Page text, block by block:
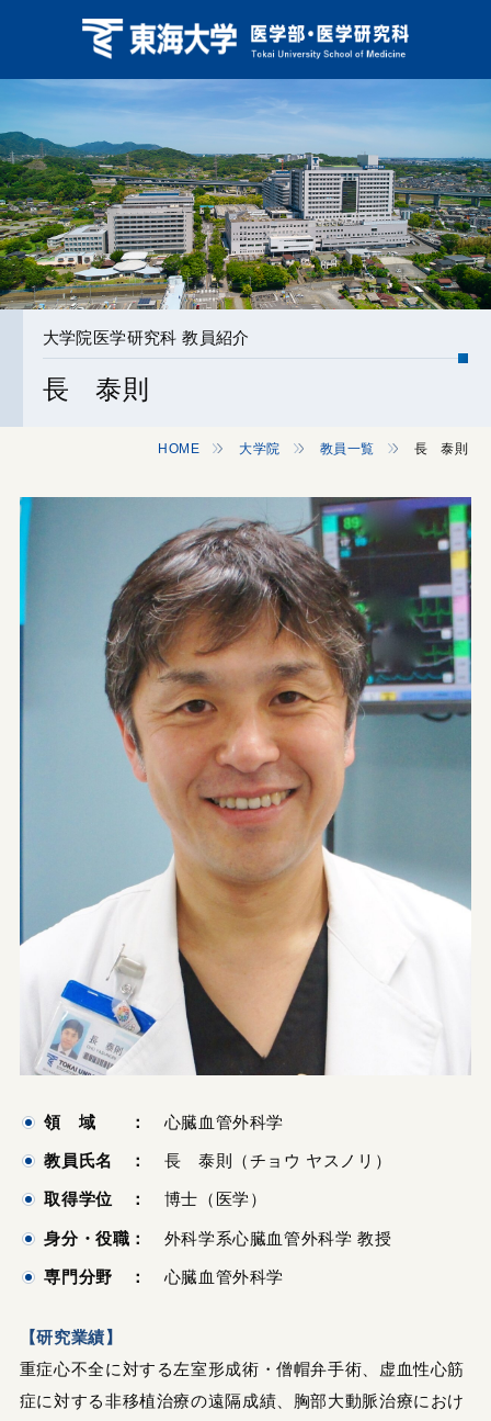
大学院医学研究科 教員紹介
長 泰則
HOME 大学院 教員一覧 長 泰則
領 域 ： 心臓血管外科学
教員氏名 ： 長 泰則（チョウ ヤスノリ）
取得学位 ： 博士（医学）
身分・役職： 外科学系心臓血管外科学 教授
専門分野 ： 心臓血管外科学
【研究業績】
重症心不全に対する左室形成術・僧帽弁手術、虚血性心筋
症に対する非移植治療の遠隔成績、胸部大動脈治療におけ